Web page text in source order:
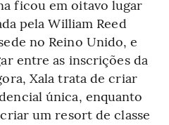
ficou em oitavo lugar
pela William Reed
no Reino Unido, e
entre as inscrições da
Xala trata de criar
única, enquanto
um resort de classe